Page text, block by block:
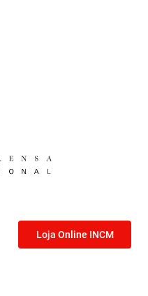
Loja Online INCM